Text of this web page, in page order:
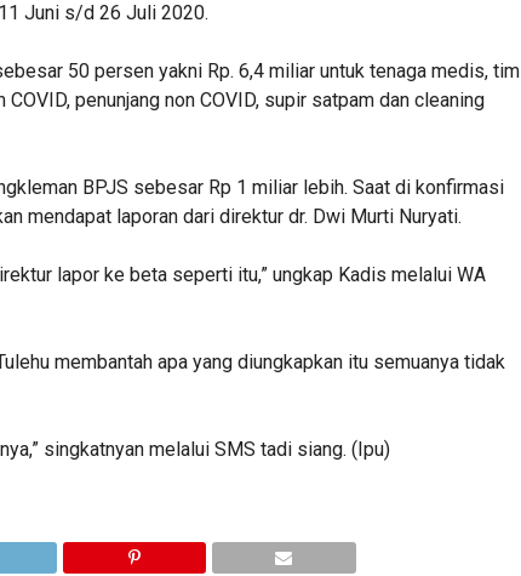
Juni s/d 26 Juli 2020.
50 persen yakni Rp. 6,4 miliar untuk tenaga medis, tim
penunjang non COVID, supir satpam dan cleaning
BPJS sebesar Rp 1 miliar lebih. Saat di konfirmasi
mendapat laporan dari direktur dr. Dwi Murti Nuryati.
lapor ke beta seperti itu,” ungkap Kadis melalui WA
membantah apa yang diungkapkan itu semuanya tidak
singkatnyan melalui SMS tadi siang. (Ipu)